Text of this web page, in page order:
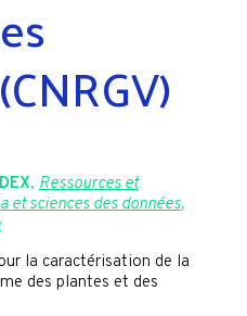
, Ressources et
et sciences des données,
la caractérisation de la
des plantes et des